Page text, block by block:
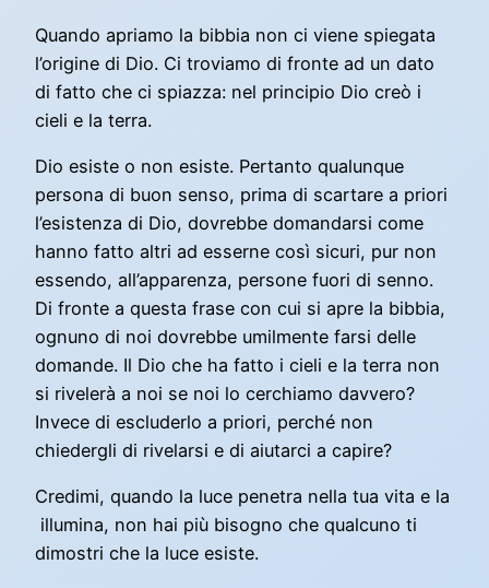
Quando apriamo la bibbia non ci viene spiegata
l’origine di Dio. Ci troviamo di fronte ad un dato
di fatto che ci spiazza: nel principio Dio creò i
cieli e la terra.
Dio esiste o non esiste. Pertanto qualunque
persona di buon senso, prima di scartare a priori
l’esistenza di Dio, dovrebbe domandarsi come
hanno fatto altri ad esserne così sicuri, pur non
essendo, all’apparenza, persone fuori di senno.
Di fronte a questa frase con cui si apre la bibbia,
ognuno di noi dovrebbe umilmente farsi delle
domande. Il Dio che ha fatto i cieli e la terra non
si rivelerà a noi se noi lo cerchiamo davvero?
Invece di escluderlo a priori, perché non
chiedergli di rivelarsi e di aiutarci a capire?
Credimi, quando la luce penetra nella tua vita e la
illumina, non hai più bisogno che qualcuno ti
dimostri che la luce esiste.